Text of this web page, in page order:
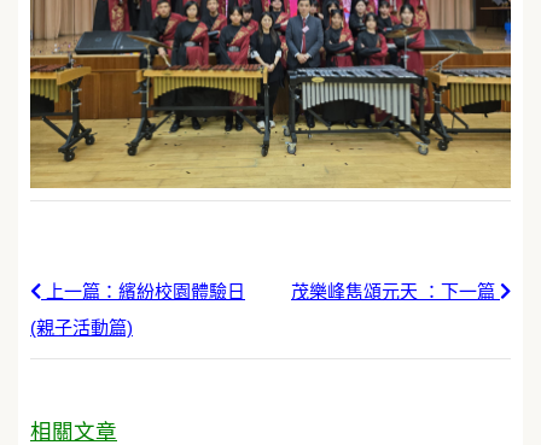
上一篇：繽紛校園體驗日
(親子活動篇)
茂樂峰雋頌元天 ：下一篇
相關文章